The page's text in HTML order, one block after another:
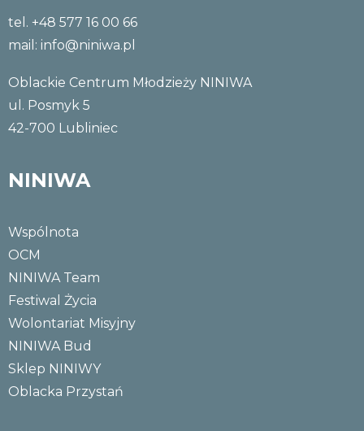
tel. +48 577 16 00 66
mail: info@niniwa.pl
Oblackie Centrum Młodzieży NINIWA
ul. Posmyk 5
42-700 Lubliniec
NINIWA
Wspólnota
OCM
NINIWA Team
Festiwal Życia
Wolontariat Misyjny
NINIWA Bud
Sklep NINIWY
Oblacka Przystań